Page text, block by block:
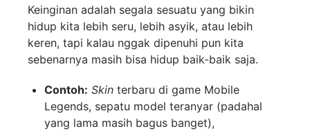
Keinginan adalah segala sesuatu yang bikin
hidup kita lebih seru, lebih asyik, atau lebih
keren, tapi kalau nggak dipenuhi pun kita
sebenarnya masih bisa hidup baik-baik saja.
Contoh: Skin terbaru di game Mobile
Legends, sepatu model teranyar (padahal
yang lama masih bagus banget),